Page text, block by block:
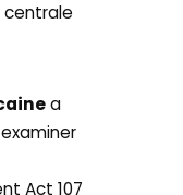
centrale
a
Act 107